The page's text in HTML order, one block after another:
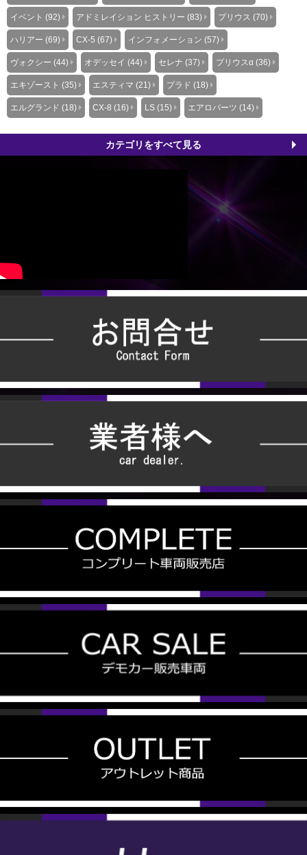
イベント (92) アドミレイション ヒストリー (83) プリウス (70)
ハリアー (69) CX-5 (67) インフォメーション (57)
ヴォクシー (44) オデッセイ (44) セレナ (37) プリウスα (36)
エキゾースト (35) エスティマ (21) プラド (18)
エルグランド (18) CX-8 (16) LS (15) エアロパーツ (14)
カテゴリをすべて見る